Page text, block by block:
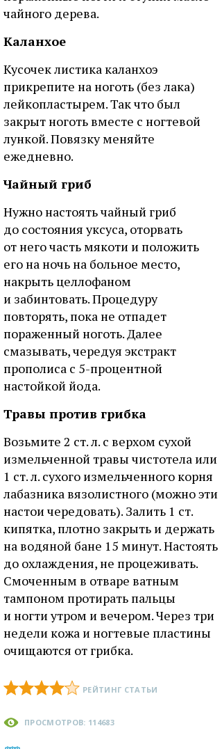
чайного дерева.
Каланхое
Кусочек листика каланхоэ
прикрепите на ноготь (без лака)
лейкопластырем. Так что был
закрыт ноготь вместе с ногтевой
лункой. Повязку меняйте
ежедневно.
Чайный гриб
Нужно настоять чайный гриб
до состояния уксуса, оторвать
от него часть мякоти и положить
его на ночь на больное место,
накрыть целлофаном
и забинтовать. Процедуру
повторять, пока не отпадет
пораженный ноготь. Далее
смазывать, чередуя экстракт
прополиса с 5-процентной
настойкой йода.
Травы против грибка
Возьмите 2 ст. л. с верхом сухой
измельченной травы чистотела или
1 ст. л. сухого измельченного корня
лабазника вязолистного (можно эти
настои чередовать). Залить 1 ст.
кипятка, плотно закрыть и держать
на водяной бане 15 минут. Настоять
до охлаждения, не процеживать.
Смоченным в отваре ватным
тампоном протирать пальцы
и ногти утром и вечером. Через три
недели кожа и ногтевые пластины
очищаются от грибка.
РЕЙТИНГ СТАТЬИ
ПРОСМОТРОВ: 114683